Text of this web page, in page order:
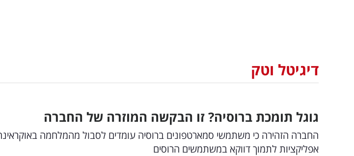
דיגיטל וטק
גוגל תומכת ברוסיה? זו הבקשה המוזרה של החברה
החברה הזהירה כי משתמשי סמארטפונים ברוסיה עומדים לסבול מהמלחמה
אפליקציות לתמוך דווקא במשתמשים הרוסים